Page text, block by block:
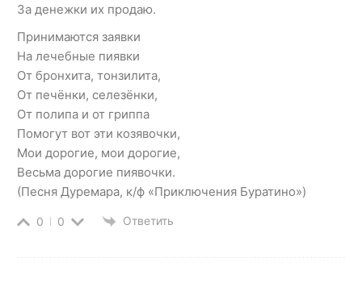
За денежки их продаю.
Принимаются заявки
На лечебные пиявки
От бронхита, тонзилита,
От печёнки, селезёнки,
От полипа и от гриппа
Помогут вот эти козявочки,
Мои дорогие, мои дорогие,
Весьма дорогие пиявочки.
(Песня Дуремара, к/ф «Приключения Буратино»)
0 0 Ответить